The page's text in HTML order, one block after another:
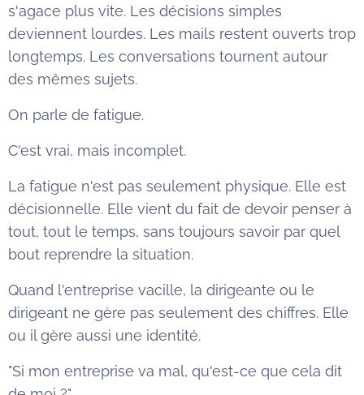
s'agace plus vite. Les décisions simples
deviennent lourdes. Les mails restent ouverts trop
longtemps. Les conversations tournent autour
des mêmes sujets.
On parle de fatigue.
C'est vrai, mais incomplet.
La fatigue n'est pas seulement physique. Elle est
décisionnelle. Elle vient du fait de devoir penser à
tout, tout le temps, sans toujours savoir par quel
bout reprendre la situation.
Quand l'entreprise vacille, la dirigeante ou le
dirigeant ne gère pas seulement des chiffres. Elle
ou il gère aussi une identité.
"Si mon entreprise va mal, qu'est-ce que cela dit